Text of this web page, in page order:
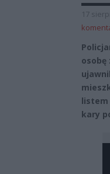
17
osobę
listem
kary